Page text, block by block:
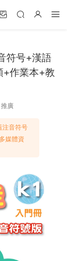
符号+漢語
+作業本+教
推廣
注音符号
媒體資